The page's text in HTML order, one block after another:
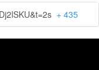
+ 435